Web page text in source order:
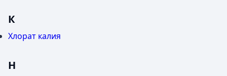
К
Хлорат калия
Н